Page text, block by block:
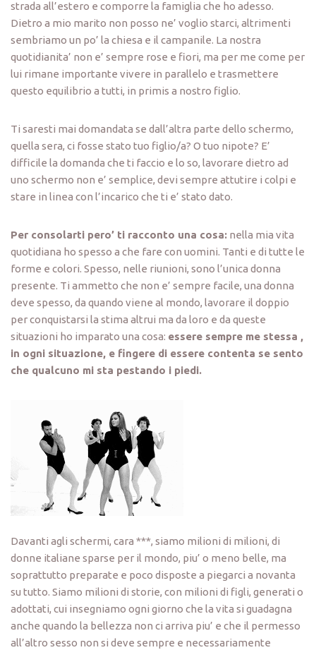
strada all’estero e comporre la famiglia che ho adesso.
Dietro a mio marito non posso ne’ voglio starci, altrimenti
sembriamo un po’ la chiesa e il campanile. La nostra
quotidianita’ non e’ sempre rose e fiori, ma per me come per
lui rimane importante vivere in parallelo e trasmettere
questo equilibrio a tutti, in primis a nostro figlio.
Ti saresti mai domandata se dall’altra parte dello schermo,
quella sera, ci fosse stato tuo figlio/a? O tuo nipote? E’
difficile la domanda che ti faccio e lo so, lavorare dietro ad
uno schermo non e’ semplice, devi sempre attutire i colpi e
stare in linea con l’incarico che ti e’ stato dato.
Per consolarti pero’ ti racconto una cosa: nella mia vita
quotidiana ho spesso a che fare con uomini. Tanti e di tutte le
forme e colori. Spesso, nelle riunioni, sono l’unica donna
presente. Ti ammetto che non e’ sempre facile, una donna
deve spesso, da quando viene al mondo, lavorare il doppio
per conquistarsi la stima altrui ma da loro e da queste
situazioni ho imparato una cosa: essere sempre me stessa ,
in ogni situazione, e fingere di essere contenta se sento
che qualcuno mi sta pestando i piedi.
Davanti agli schermi, cara ***, siamo milioni di milioni, di
donne italiane sparse per il mondo, piu’ o meno belle, ma
soprattutto preparate e poco disposte a piegarci a novanta
su tutto. Siamo milioni di storie, con milioni di figli, generati o
adottati, cui insegniamo ogni giorno che la vita si guadagna
anche quando la bellezza non ci arriva piu’ e che il permesso
all’altro sesso non si deve sempre e necessariamente